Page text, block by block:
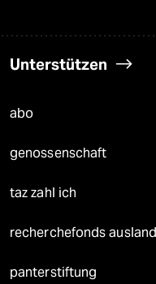
Unterstützen
abo
genossenschaft
taz zahl ich
recherchefonds ausland
panterstiftung